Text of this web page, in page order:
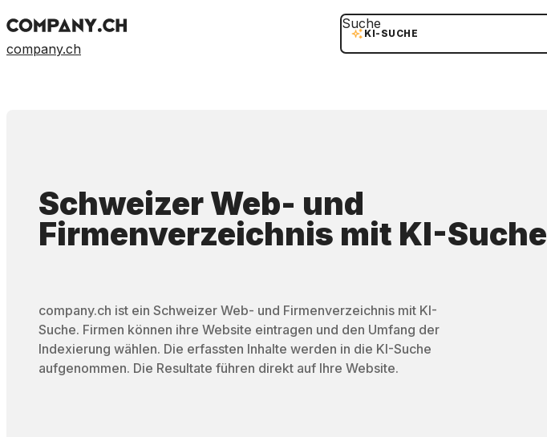
company.ch
KI-SUCHE
Suche
Schweizer Web- und
Firmenverzeichnis mit KI-Suche
company.ch ist ein Schweizer Web- und Firmenverzeichnis mit KI-
Suche. Firmen können ihre Website eintragen und den Umfang der
Indexierung wählen. Die erfassten Inhalte werden in die KI-Suche
aufgenommen. Die Resultate führen direkt auf Ihre Website.